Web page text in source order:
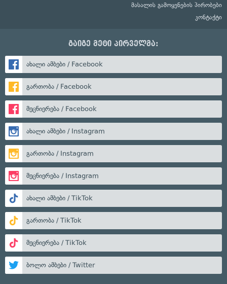
მასალის გამოყენების პირობები
კონტაქტი
გაიგე მეტი პირველმა:
ახალი ამბები / Facebook
გართობა / Facebook
მეცნიერება / Facebook
ახალი ამბები / Instagram
გართობა / Instagram
მეცნიერება / Instagram
ახალი ამბები / TikTok
გართობა / TikTok
მეცნიერება / TikTok
ბოლო ამბები / Twitter